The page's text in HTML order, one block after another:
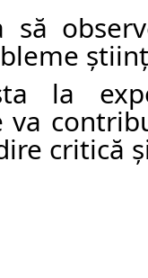
să
la
va
critică